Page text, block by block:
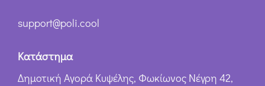
support@poli.cool
Κατάστημα
Δημοτική Αγορά Κυψέλης, Φωκίωνος Νέγρη 42,